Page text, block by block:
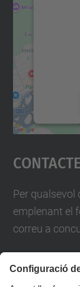
Contacte
Per
emplenant el
correu a
També pots